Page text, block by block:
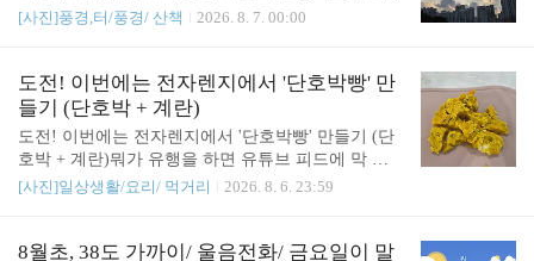
나오면 더워서 힘들다) 단순포진 물집 잡힌 것도 그
산책으로 '충전'하고, 집으로 출근해요. [..
져 있다.매해 더위는 적응이 안 된다.
[사진]풍경,터/풍경/ 산책 2026. 8. 7. 00:00
도전! 이번에는 전자렌지에서 '단호박빵' 만
들기 (단호박 + 계란)
도전! 이번에는 전자렌지에서 '단호박빵' 만들기 (단
호박 + 계란)뭐가 유행을 하면 유튜브 피드에 막 뜬
다. 이것도 자주 뜨길래 따라했다. 2번 만들었다. 그
었다. 만드는 방법은 간단하다. 단호박을 깨끗하게
[사진]일상생활/요리/ 먹거리 2026. 8. 6. 23:59
8월초, 38도 가까이/ 울음전화/ 금요일이 말